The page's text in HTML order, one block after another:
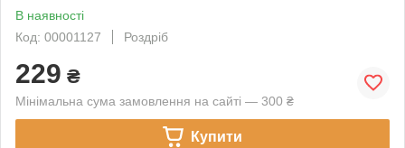
В наявності
Код: 00001127
Роздріб
229 ₴
Мінімальна сума замовлення на сайті — 300 ₴
Купити